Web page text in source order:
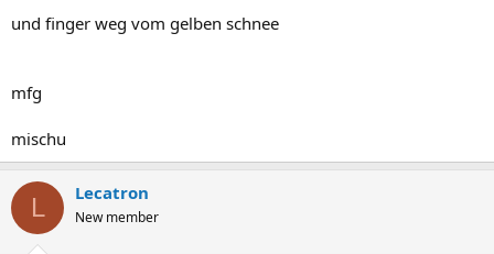
und finger weg vom gelben schnee
mfg
mischu
L Lecatron
New member